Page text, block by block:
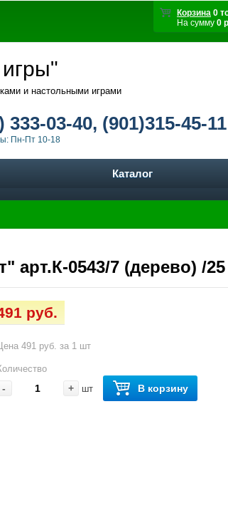
Корзина 0
На сумму 0
и настольными играми
333-03-40, (901)315-45-11
Пн-Пт 10-18
Каталог
арт.К-0543/7 (дерево) /25
руб.
491 руб. за 1 шт
- + шт В корзину